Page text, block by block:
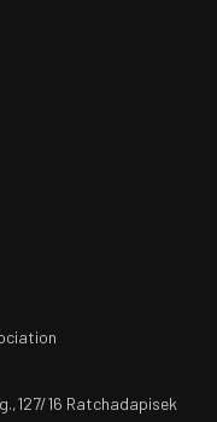
16 Ratchadapisek